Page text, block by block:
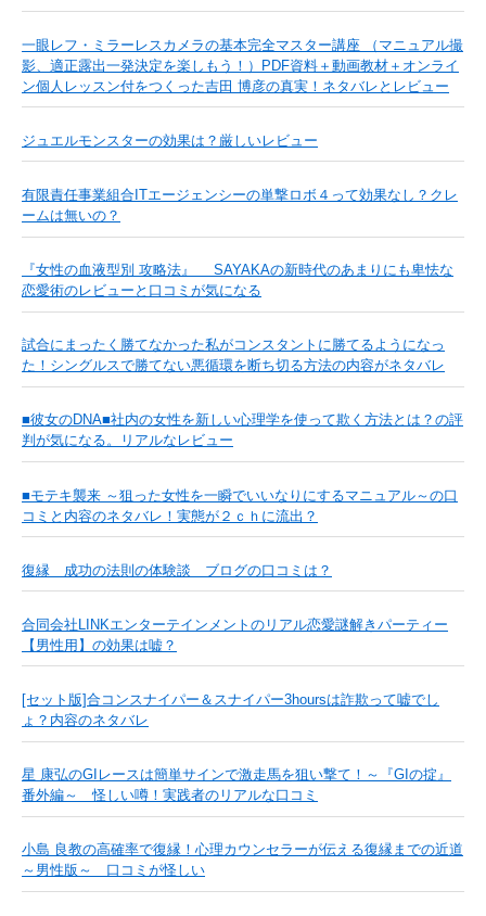
一眼レフ・ミラーレスカメラの基本完全マスター講座 （マニュアル撮
影、適正露出一発決定を楽しもう！）PDF資料＋動画教材＋オンライ
ン個人レッスン付をつくった吉田 博彦の真実！ネタバレとレビュー
ジュエルモンスターの効果は？厳しいレビュー
有限責任事業組合ITエージェンシーの単撃ロボ４って効果なし？クレ
ームは無いの？
『女性の血液型別 攻略法』 SAYAKAの新時代のあまりにも卑怯な
恋愛術のレビューと口コミが気になる
試合にまったく勝てなかった私がコンスタントに勝てるようになっ
た！シングルスで勝てない悪循環を断ち切る方法の内容がネタバレ
■彼女のDNA■社内の女性を新しい心理学を使って欺く方法とは？の評
判が気になる。リアルなレビュー
■モテキ襲来 ～狙った女性を一瞬でいいなりにするマニュアル～の口
コミと内容のネタバレ！実態が２ｃｈに流出？
復縁 成功の法則の体験談 ブログの口コミは？
合同会社LINKエンターテインメントのリアル恋愛謎解きパーティー
【男性用】の効果は嘘？
[セット版]合コンスナイパー＆スナイパー3hoursは詐欺って嘘でし
ょ？内容のネタバレ
星 康弘のGIレースは簡単サインで激走馬を狙い撃て！～『GIの掟』
番外編～ 怪しい噂！実践者のリアルな口コミ
小島 良教の高確率で復縁！心理カウンセラーが伝える復縁までの近道
～男性版～ 口コミが怪しい